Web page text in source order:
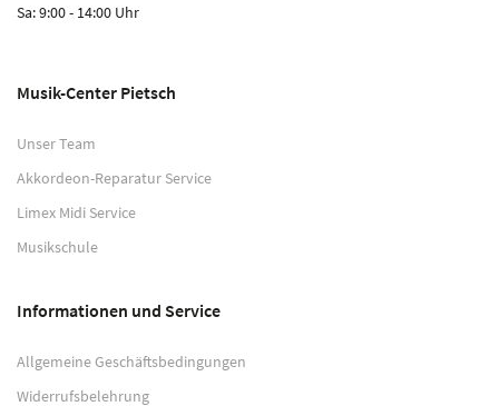
Sa: 9:00 - 14:00 Uhr
Musik-Center Pietsch
Unser Team
Akkordeon-Reparatur Service
Limex Midi Service
Musikschule
Informationen und Service
Allgemeine Geschäftsbedingungen
Widerrufsbelehrung